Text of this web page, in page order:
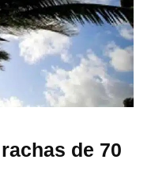
de 70